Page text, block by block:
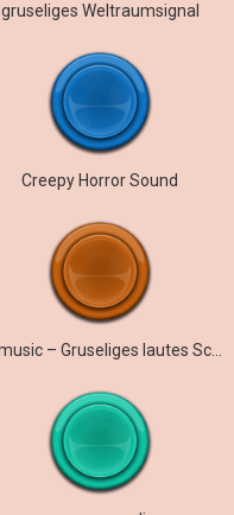
gruseliges Weltraumsignal
Creepy Horror Sound
Remusic – Gruseliges lautes Schreien